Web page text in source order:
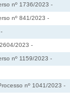
nº 1736/2023 -
nº 841/2023 -
2023 -
nº 1159/2023 -
nº 1041/2023 -